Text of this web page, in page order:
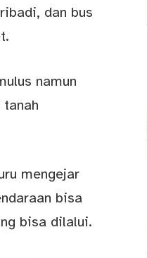
dan bus
namun
mengejar
bisa
bisa dilalui.